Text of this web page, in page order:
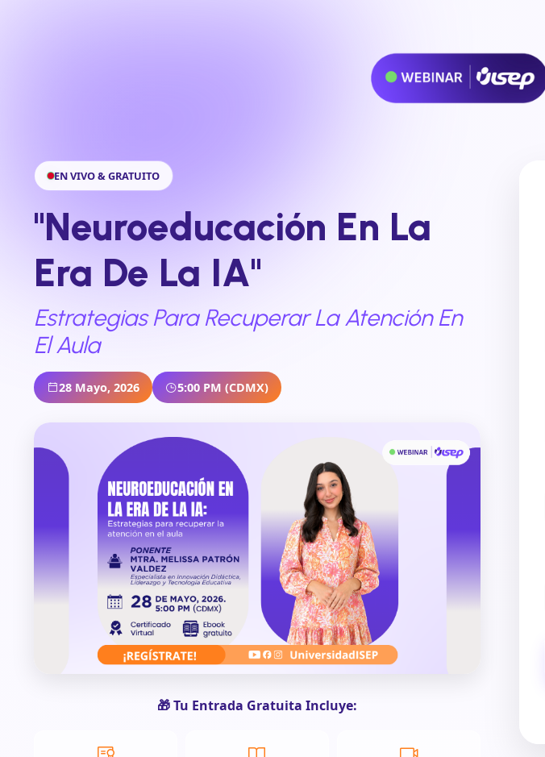
EN VIVO & GRATUITO
"Neuroeducación En La
Era De La IA"
Estrategias Para Recuperar La Atención En
El Aula
28 Mayo, 2026 5:00 PM (CDMX)
🎁 Tu Entrada Gratuita Incluye: